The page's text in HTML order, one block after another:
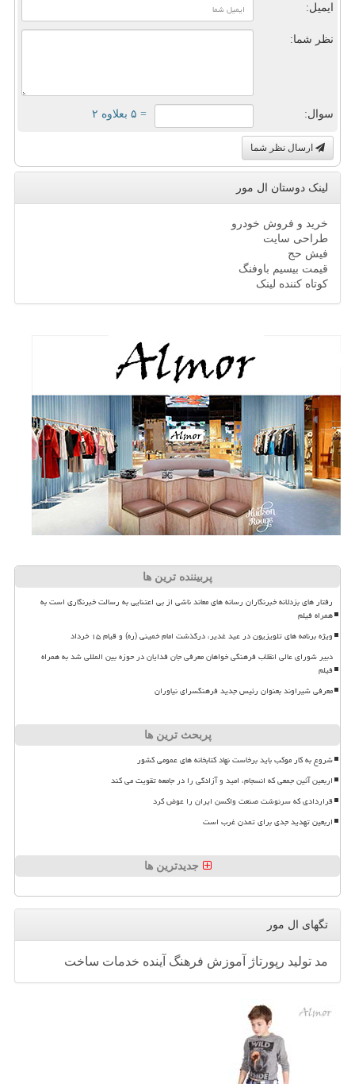
ایمیل:
نظر شما:
سوال: = ۵ بعلاوه ۲
ارسال نظر شما
لینک دوستان ال مور
خرید و فروش خودرو
طراحی سایت
فیش حج
قیمت بیسیم باوفنگ
کوتاه کننده لینک
پربیننده ترین ها
رفتار های بزدلانه خبرنگاران رسانه های معاند ناشی از بی اعتنایی به رسالت خبرنگاری است به
همراه فیلم
ویژه برنامه های تلویزیون در عید غدیر، درگذشت امام خمینی (ره) و قیام ۱۵ خرداد
دبیر شورای عالی انقلاب فرهنگی خواهان معرفی جان فدایان در حوزه بین المللی شد به همراه
فیلم
معرفی شیراوند بعنوان رئیس جدید فرهنگسرای نیاوران
پربحث ترین ها
شروع به کار موکب باید برخاست نهاد کتابخانه های عمومی کشور
اربعین آئین جمعی که انسجام، امید و آزادگی را در جامعه تقویت می کند
قراردادی که سرنوشت صنعت واکسن ایران را عوض کرد
اربعین تهدید جدی برای تمدن غرب است
جدیدترین ها
تگهای ال مور
مد تولید رپورتاژ آموزش فرهنگ آینده خدمات ساخت